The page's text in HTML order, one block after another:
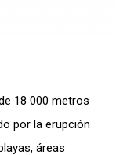
18 000 metros
por la erupción
áreas